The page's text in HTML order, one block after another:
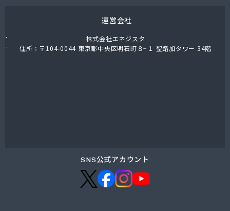
運営会社
株式会社エネジスタ
住所：〒104-0044 東京都中央区明石町８−１ 聖路加タワー 34階
SNS公式アカウント